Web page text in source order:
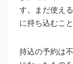
す。まだ使え
に持ち込むこ
持込の予約は